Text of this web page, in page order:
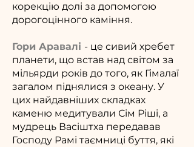
корекцію долі за допомогою
дорогоцінного каміння.
Гори Аравалі - це сивий хребет
планети, що встав над світом за
мільярди років до того, як Гімалаї
загалом піднялися з океану. У
цих найдавніших складках
каменю медитували Сім Ріші, а
мудрець Васіштха передавав
Господу Рамі таємниці буття, які